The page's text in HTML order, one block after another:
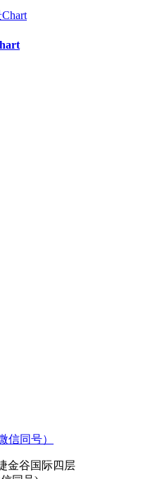
信同号）
金谷国际四层